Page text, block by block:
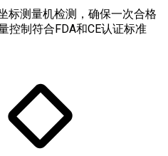
标测量机检测，确保一次合格
控制符合FDA和CE认证标准